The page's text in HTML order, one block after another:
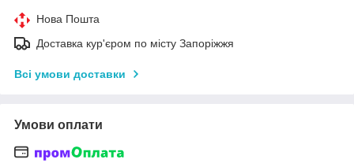
Нова Пошта
Доставка кур'єром по місту Запоріжжя
Всі умови доставки
Умови оплати